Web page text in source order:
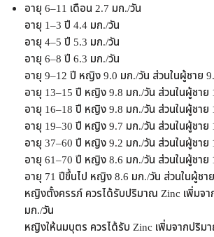
อายุ 6–11 เดือน 2.7 มก./วัน
อายุ 1–3 ปี 4.4 มก./วัน
อายุ 4–5 ปี 5.3 มก./วัน
อายุ 6–8 ปี 6.3 มก./วัน
อายุ 9–12 ปี หญิง 9.0 มก./วัน ส่วนในผู้ชาย
อายุ 13–15 ปี หญิง 9.8 มก./วัน ส่วนในผู้ชาย
อายุ 16–18 ปี หญิง 9.8 มก./วัน ส่วนในผู้ชาย
อายุ 19–30 ปี หญิง 9.7 มก./วัน ส่วนในผู้ชาย
อายุ 37–60 ปี หญิง 9.2 มก./วัน ส่วนในผู้ชาย
อายุ 61–70 ปี หญิง 8.6 มก./วัน ส่วนในผู้ชาย
อายุ 71 ปีขึ้นไป หญิง 8.6 มก./วัน ส่วนในผู้ชา
หญิงตั้งครรภ์ ควรได้รับปริมาณ Zinc เพิ่มจ
มก./วัน
หญิงให้นมบุตร ควรได้รับ Zinc เพิ่มจากปริม